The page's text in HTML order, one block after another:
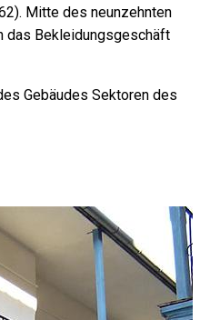
Mitte des neunzehnten
das Bekleidungsgeschäft
Gebäudes Sektoren des